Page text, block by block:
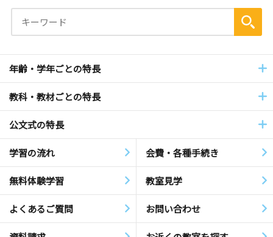
年齢・学年ごとの特長
教科・教材ごとの特長
公文式の特長
学習の流れ 会費・各種手続き
無料体験学習 教室見学
よくあるご質問 お問い合わせ